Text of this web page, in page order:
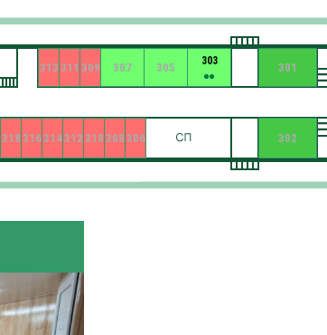
301
302
303
305
306
307
308
309
310
311
312
313
314
316
318